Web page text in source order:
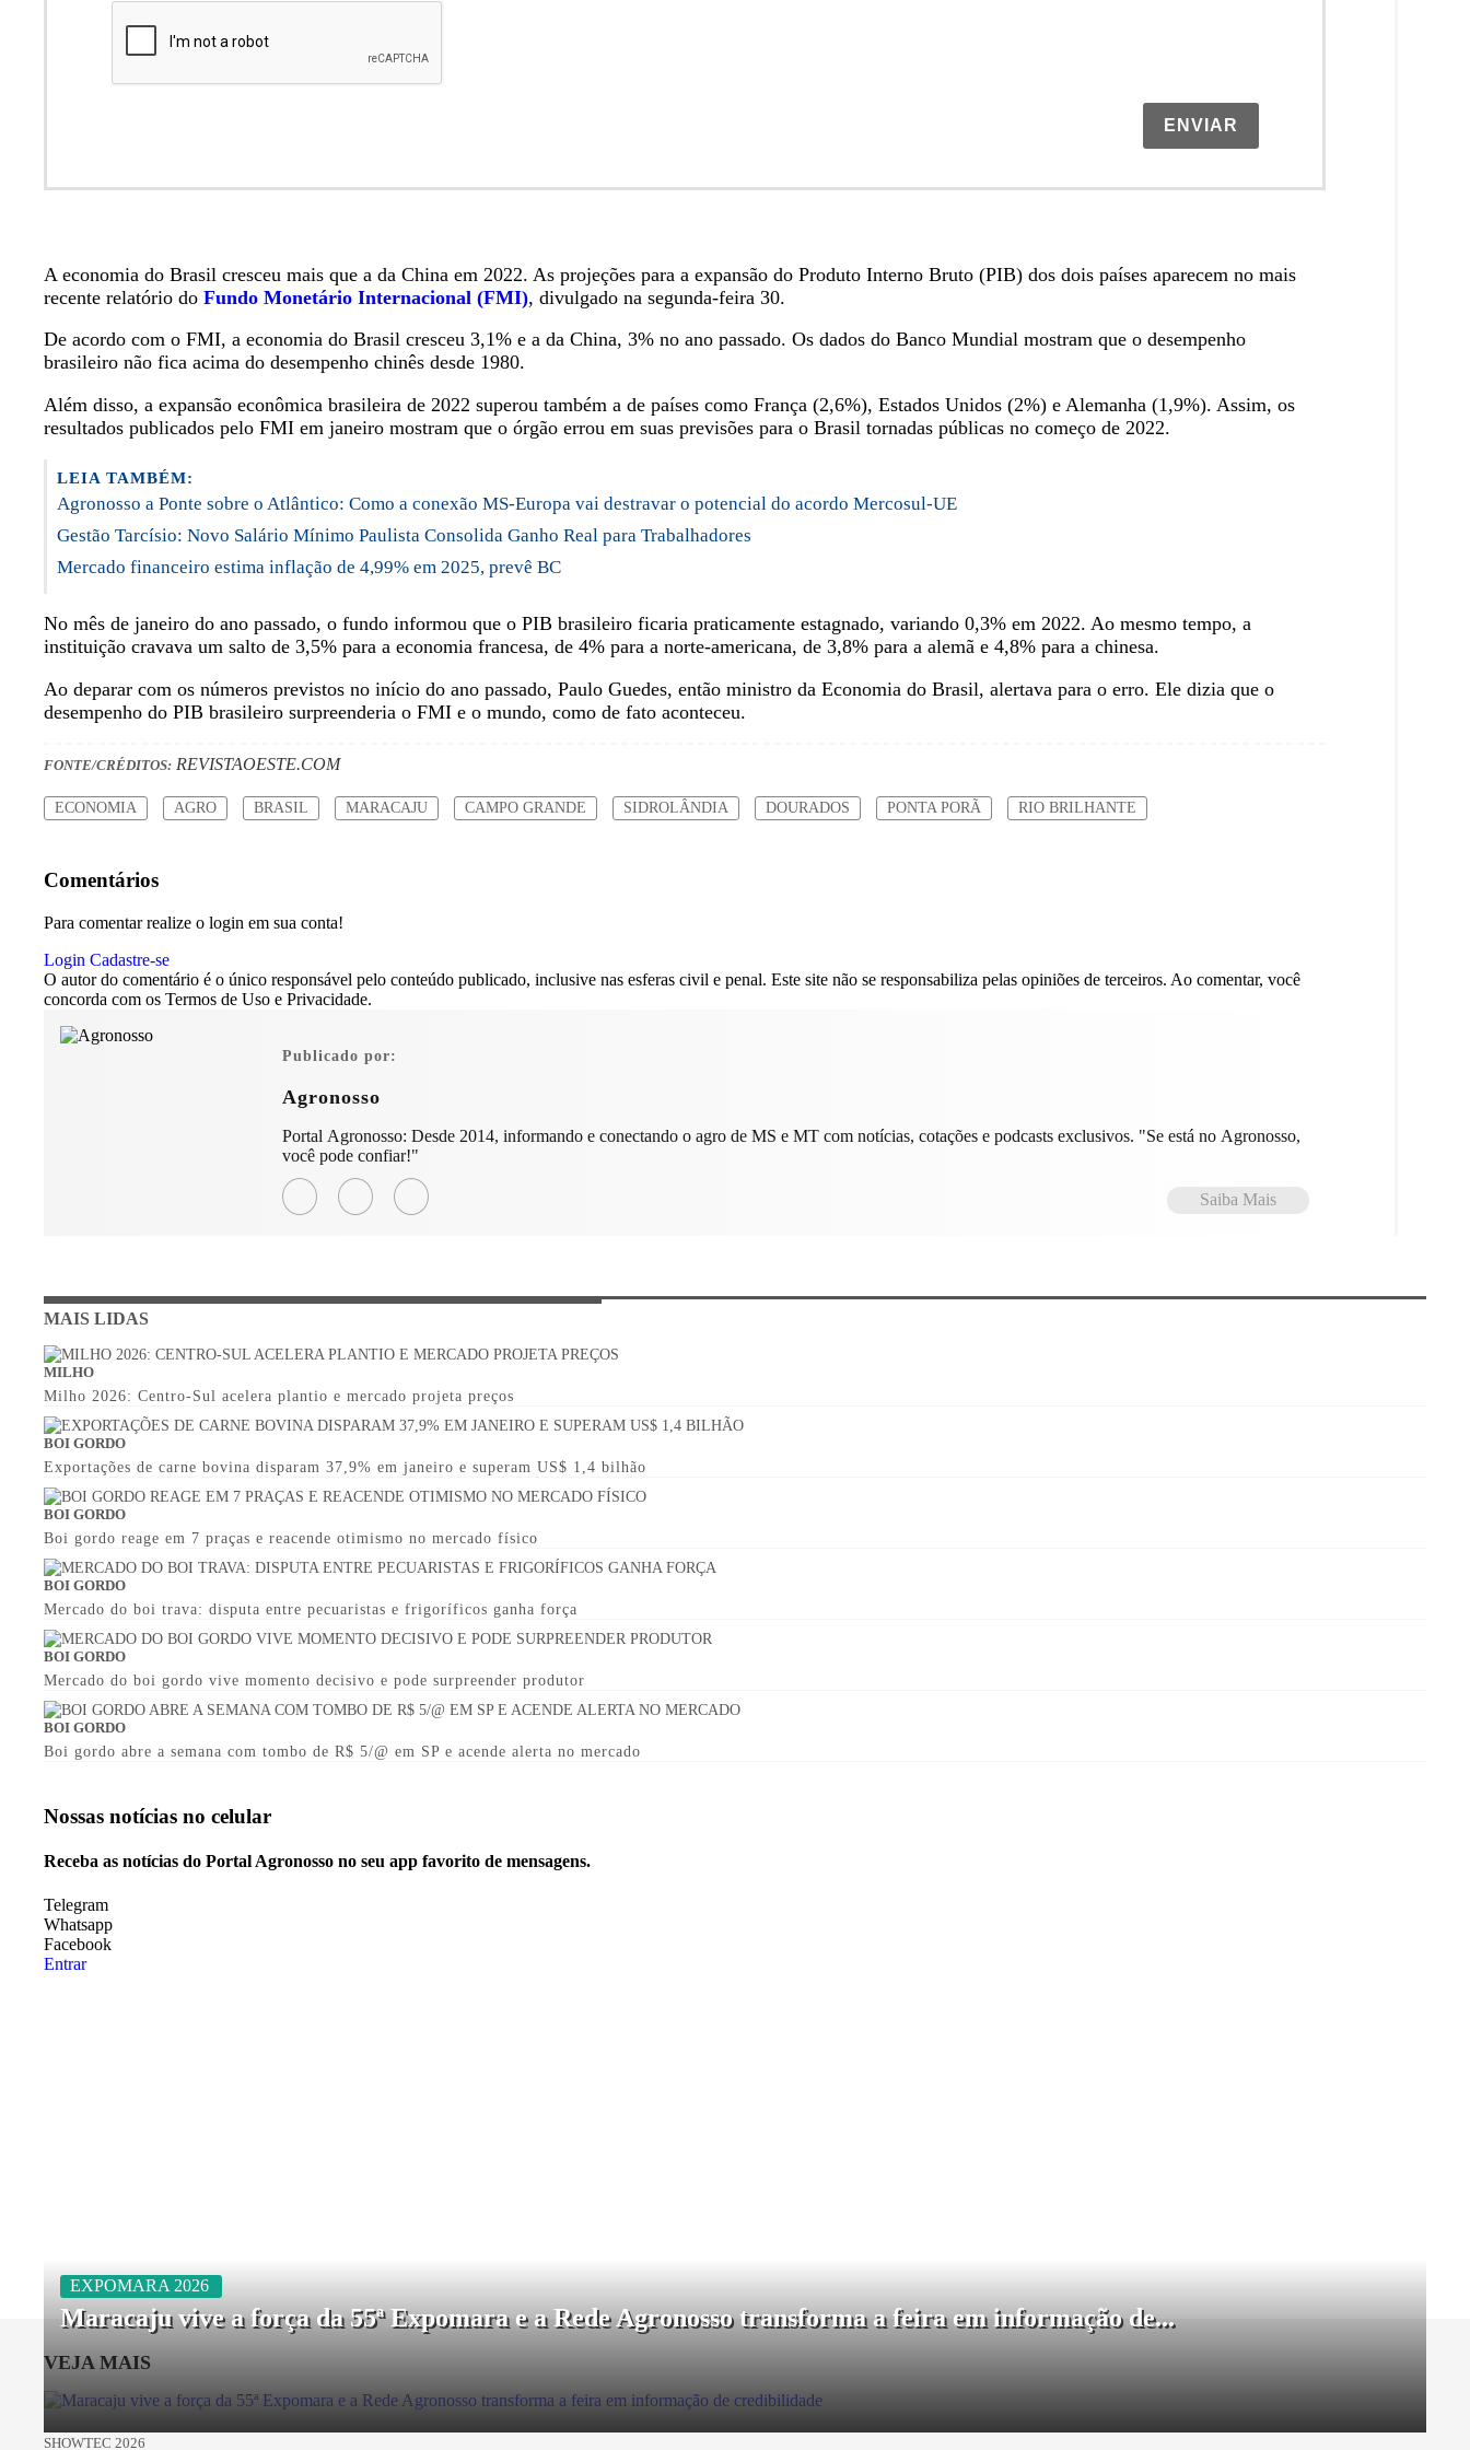
ENVIAR
A economia do Brasil cresceu mais que a da China em 2022. As projeções para a expansão do Produto Interno Bruto (PIB) dos dois países aparecem no mais
recente relatório doFundo Monetário Internacional (FMI), divulgado na segunda-feira 30.
De acordo com o FMI, a economia do Brasil cresceu 3,1% e a da China, 3% no ano passado. Os dados do Banco Mundial mostram que o desempenho
brasileiro não fica acima do desempenho chinês desde 1980.
Além disso, a expansão econômica brasileira de 2022 superou também a de países como França (2,6%), Estados Unidos (2%) e Alemanha (1,9%). Assim, os
resultados publicados pelo FMI em janeiro mostram que o órgão errou em suas previsões para o Brasil tornadas públicas no começo de 2022.
LEIA TAMBÉM:
Agronosso a Ponte sobre o Atlântico: Como a conexão MS-Europa vai destravar o potencial do acordo Mercosul-UE
Gestão Tarcísio: Novo Salário Mínimo Paulista Consolida Ganho Real para Trabalhadores
Mercado financeiro estima inflação de 4,99% em 2025, prevê BC
No mês de janeiro do ano passado, o fundo informou que o PIB brasileiro ficaria praticamente estagnado, variando 0,3% em 2022. Ao mesmo tempo, a
instituição cravava um salto de 3,5% para a economia francesa, de 4% para a norte-americana, de 3,8% para a alemã e 4,8% para a chinesa.
Ao deparar com os números previstos no início do ano passado, Paulo Guedes, então ministro da Economia do Brasil, alertava para o erro. Ele dizia que o
desempenho do PIB brasileiro surpreenderia o FMI e o mundo, como de fato aconteceu.
FONTE/CRÉDITOS: REVISTAOESTE.COM
ECONOMIA AGRO BRASIL MARACAJU CAMPO GRANDE SIDROLÂNDIA DOURADOS PONTA PORÃ RIO BRILHANTE
Comentários
Para comentar realize o login em sua conta!
Login Cadastre-se
O autor do comentário é o único responsável pelo conteúdo publicado, inclusive nas esferas civil e penal. Este site não se responsabiliza pelas opiniões de terceiros. Ao comentar, você
concorda com os Termos de Uso e Privacidade.
Publicado por:
Agronosso
Portal Agronosso: Desde 2014, informando e conectando o agro de MS e MT com notícias, cotações e podcasts exclusivos. "Se está no Agronosso,
você pode confiar!"
Saiba Mais
MAIS LIDAS
MILHO
Milho 2026: Centro-Sul acelera plantio e mercado projeta preços
BOI GORDO
Exportações de carne bovina disparam 37,9% em janeiro e superam US$ 1,4 bilhão
BOI GORDO
Boi gordo reage em 7 praças e reacende otimismo no mercado físico
BOI GORDO
Mercado do boi trava: disputa entre pecuaristas e frigoríficos ganha força
BOI GORDO
Mercado do boi gordo vive momento decisivo e pode surpreender produtor
BOI GORDO
Boi gordo abre a semana com tombo de R$ 5/@ em SP e acende alerta no mercado
Nossas notíciasno celular
Receba as notícias do Portal Agronosso no seu app favorito de mensagens.
Telegram
Whatsapp
Facebook
Entrar
VEJA MAIS
EXPOMARA 2026
Maracaju vive a força da 55ª Expomara e a Rede Agronosso transforma a feira em informação de...
SHOWTEC 2026